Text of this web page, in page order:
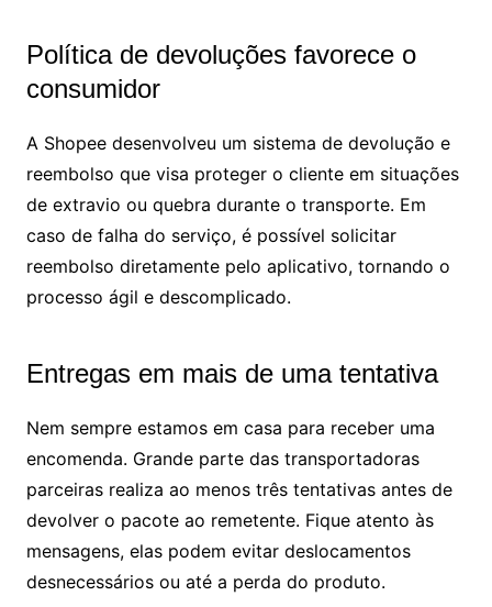
Política de devoluções favorece o
consumidor
A Shopee desenvolveu um sistema de devolução e
reembolso que visa proteger o cliente em situações
de extravio ou quebra durante o transporte. Em
caso de falha do serviço, é possível solicitar
reembolso diretamente pelo aplicativo, tornando o
processo ágil e descomplicado.
Entregas em mais de uma tentativa
Nem sempre estamos em casa para receber uma
encomenda. Grande parte das transportadoras
parceiras realiza ao menos três tentativas antes de
devolver o pacote ao remetente. Fique atento às
mensagens, elas podem evitar deslocamentos
desnecessários ou até a perda do produto.